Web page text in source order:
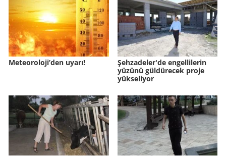
Meteoroloji’den uyarı!
Şehzadeler'de engellilerin
yüzünü güldürecek proje
yükseliyor